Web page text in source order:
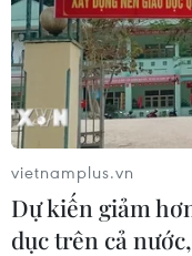
TIN LIÊN
vietnamplus.vn
Dự kiến giảm
dục trên cả